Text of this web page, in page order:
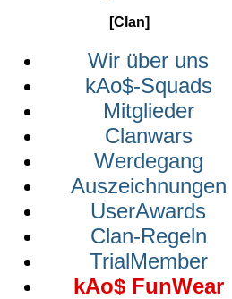
[Clan]
Wir über uns
kAo$-Squads
Mitglieder
Clanwars
Werdegang
Auszeichnungen
UserAwards
Clan-Regeln
TrialMember
kAo$ FunWear